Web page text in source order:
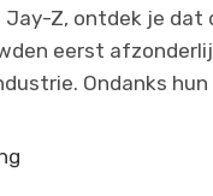
Z, ontdek je
eerst
Ondanks hun